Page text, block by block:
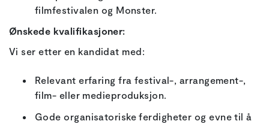
filmfestivalen og Monster.
Ønskede kvalifikasjoner:
Vi ser etter en kandidat med:
Relevant erfaring fra festival-, arrangement-,
film- eller medieproduksjon.
Gode organisatoriske ferdigheter og evne til å